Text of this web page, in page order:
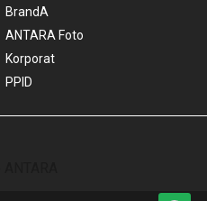
BrandA
ANTARA Foto
Korporat
PPID